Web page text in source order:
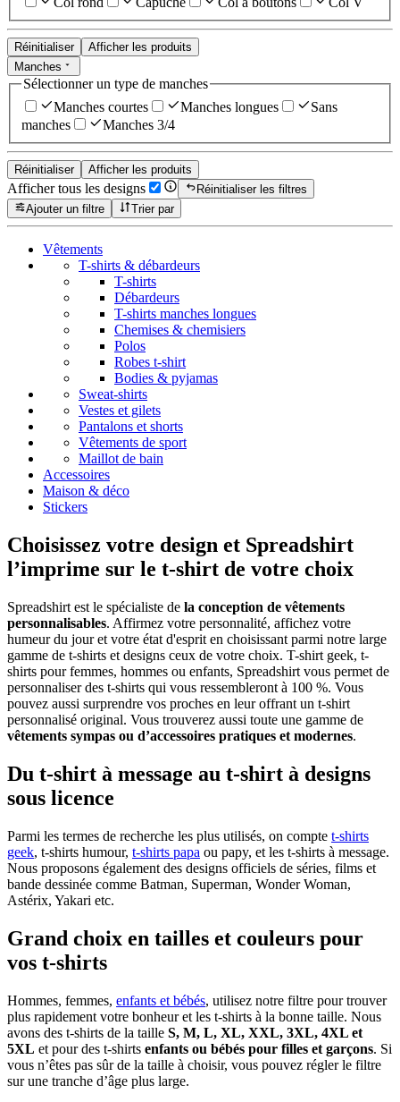
Réinitialiser
Afficher les produits
Manches
Sélectionner un type de manches
Manches courtes
Manches longues
Sans
manches
Manches 3/4
Réinitialiser Afficher les produits
Afficher tous les designs
Réinitialiser les filtres
Ajouter un filtre
Trier par
Vêtements
T-shirts & débardeurs
T-shirts
Débardeurs
T-shirts manches longues
Chemises & chemisiers
Polos
Robes t-shirt
Bodies & pyjamas
Sweat-shirts
Vestes et gilets
Pantalons et shorts
Vêtements de sport
Maillot de bain
Accessoires
Maison & déco
Stickers
Choisissez votre design et Spreadshirt
l’imprime sur le t-shirt de votre choix
Spreadshirt est le spécialiste de la conception de vêtements
personnalisables. Affirmez votre personnalité, affichez votre
humeur du jour et votre état d'esprit en choisissant parmi notre large
gamme de t-shirts et designs ceux de votre choix. T-shirt geek, t-
shirts pour femmes, hommes ou enfants, Spreadshirt vous permet de
personnaliser des t-shirts qui vous ressembleront à 100 %. Vous
pouvez aussi surprendre vos proches en leur offrant un t-shirt
personnalisé original. Vous trouverez aussi toute une gamme de
vêtements sympas ou d’accessoires pratiques et modernes.
Du t-shirt à message au t-shirt à designs
sous licence
Parmi les termes de recherche les plus utilisés, on compte t-shirts
geek, t-shirts humour, t-shirts papa ou papy, et les t-shirts à message.
Nous proposons également des designs officiels de séries, films et
bande dessinée comme Batman, Superman, Wonder Woman,
Astérix, Yakari etc.
Grand choix en tailles et couleurs pour
vos t-shirts
Hommes, femmes, enfants et bébés, utilisez notre filtre pour trouver
plus rapidement votre bonheur et les t-shirts à la bonne taille. Nous
avons des t-shirts de la taille S, M, L, XL, XXL, 3XL, 4XL et
5XL et pour des t-shirts enfants ou bébés pour filles et garçons. Si
vous n’êtes pas sûr de la taille à choisir, vous pouvez régler le filtre
sur une tranche d’âge plus large.